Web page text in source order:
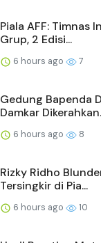
Piala AFF: Timnas
Grup, 2 Edisi...
6 hours ago 7
Gedung Bapenda
Damkar
6 hours ago 8
Rizky Ridho
Tersingkir di Pia...
6 hours ago 10